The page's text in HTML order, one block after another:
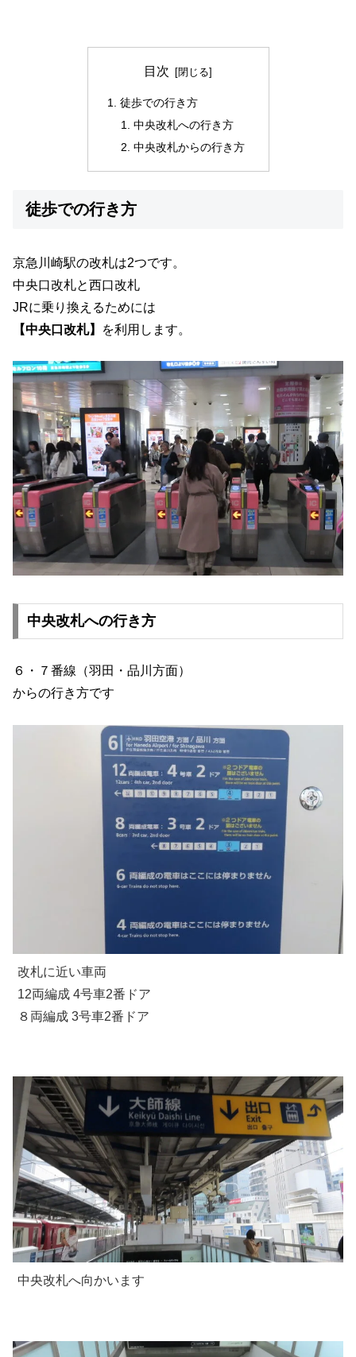
目次
徒歩での行き方
中央改札への行き方
中央改札からの行き方
徒歩での行き方
京急川崎駅の改札は2つです。
中央口改札と西口改札
JRに乗り換えるためには
【中央口改札】
を利用します。
中央改札への行き方
６・７番線（羽田・品川方面）
からの行き方です
改札に近い車両
12両編成 4号車2番ドア
８両編成 3号車2番ドア
中央改札へ向かいます